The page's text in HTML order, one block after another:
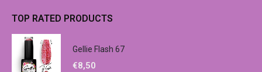
TOP RATED PRODUCTS
Gellie Flash 67
€8,50